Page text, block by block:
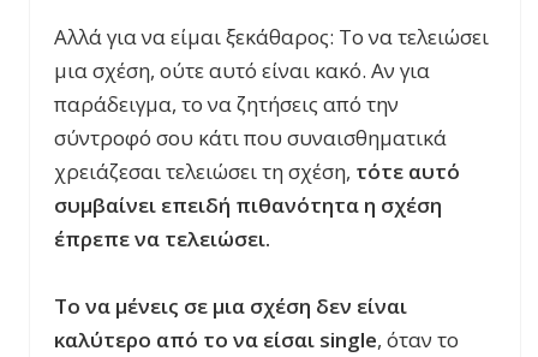
Αλλά για να είμαι ξεκάθαρος: Το να τελειώσει
μια σχέση, ούτε αυτό είναι κακό. Αν για
παράδειγμα, το να ζητήσεις από την
σύντροφό σου κάτι που συναισθηματικά
χρειάζεσαι τελειώσει τη σχέση, τότε αυτό
συμβαίνει επειδή πιθανότητα η σχέση
έπρεπε να τελειώσει.
Το να μένεις σε μια σχέση δεν είναι
καλύτερο από το να είσαι single, όταν το